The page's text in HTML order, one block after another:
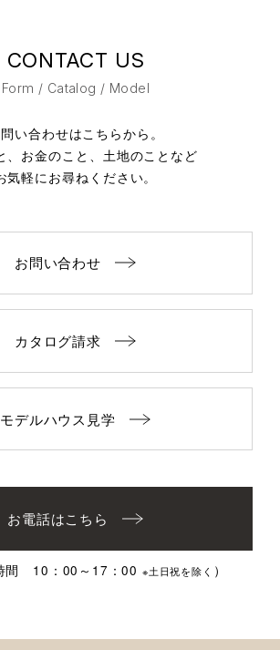
CONTACT US
Form / Catalog / Model
い合わせはこちらから。
、お金のこと、土地のことなど
気軽にお尋ねください。
お問い合わせ
カタログ請求
モデルハウス見学
お電話はこちら
間 10：00～17：00 ※土日祝を除く ）